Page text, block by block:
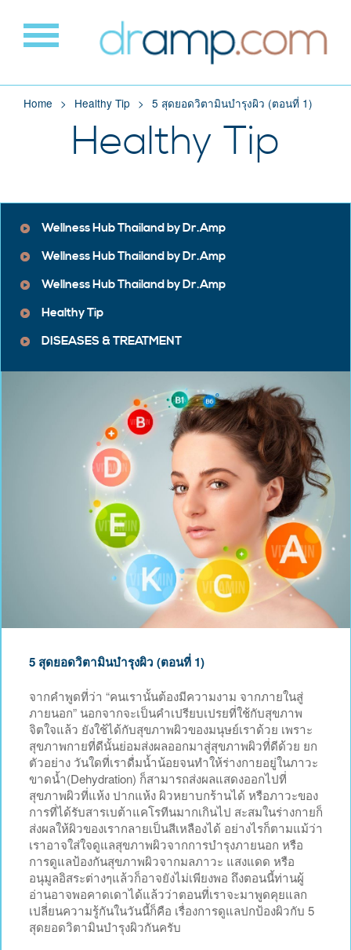
Home Healthy Tip 5 สุดยอดวิตามินบำรุงผิว (ตอนที่ 1)
Healthy Tip
Wellness Hub Thailand by Dr.Amp
Wellness Hub Thailand by Dr.Amp
Wellness Hub Thailand by Dr.Amp
Healthy Tip
DISEASES & TREATMENT
5 สุดยอดวิตามินบำรุงผิว (ตอนที่ 1)
จากคำพูดที่ว่า “คนเรานั้นต้องมีความงาม จากภายในสู่
ภายนอก” นอกจากจะเป็นคำเปรียบเปรยที่ใช้กับสุขภาพ
จิตใจแล้ว ยังใช้ได้กับสุขภาพผิวของมนุษย์เราด้วย เพราะ
สุขภาพกายที่ดีนั้นย่อมส่งผลออกมาสู่สุขภาพผิวที่ดีด้วย ยก
ตัวอย่าง วันใดที่เราดื่มน้ำน้อยจนทำให้ร่างกายอยู่ในภาวะ
ขาดน้ำ(Dehydration) ก็สามารถส่งผลแสดงออกไปที่
สุขภาพผิวที่แห้ง ปากแห้ง ผิวหยาบกร้านได้ หรือภาวะของ
การที่ได้รับสารเบต้าแคโรทีนมากเกินไป สะสมในร่างกายก็
ส่งผลให้ผิวของเรากลายเป็นสีเหลืองได้ อย่างไรก็ตามแม้ว่า
เราอาจใส่ใจดูแลสุขภาพผิวจากการบำรุงภายนอก หรือ
การดูแลป้องกันสุขภาพผิวจากมลภาวะ แสงแดด หรือ
อนุมูลอิสระต่างๆแล้วก็อาจยังไม่เพียงพอ ถึงตอนนี้ท่านผู้
อ่านอาจพอคาดเดาได้แล้วว่าตอนที่เราจะมาพูดคุยแลก
เปลี่ยนความรู้กันในวันนี้ก็คือ เรื่องการดูแลปกป้องผิวกับ 5
สุดยอดวิตามินบำรุงผิวกันครับ